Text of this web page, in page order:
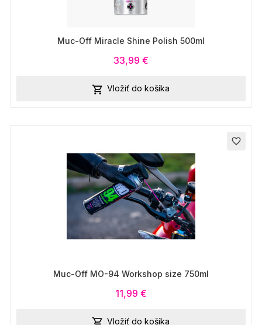
Muc-Off Miracle Shine Polish 500ml
33,99 €
 Vložiť do košíka
favorite_border
Muc-Off MO-94 Workshop size 750ml
11,99 €
 Vložiť do košíka